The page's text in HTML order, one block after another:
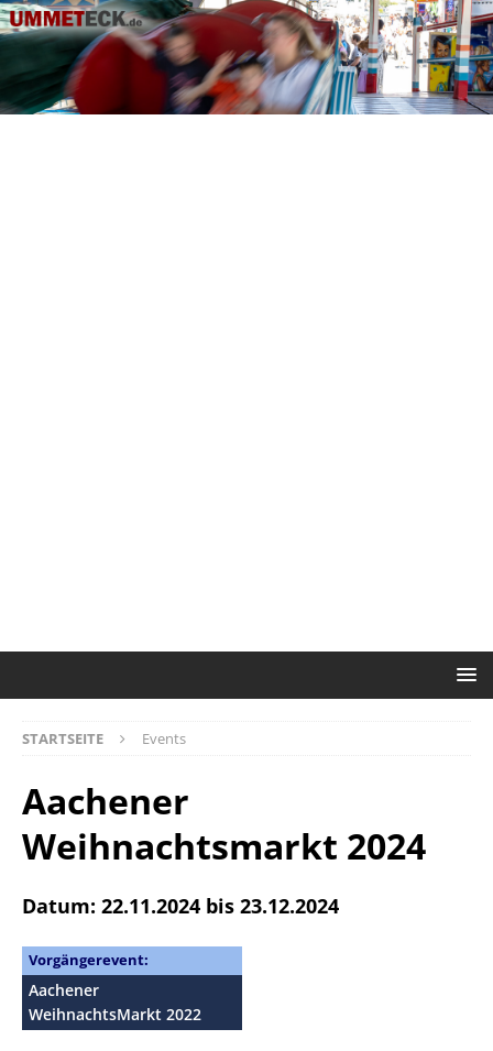
STARTSEITE Events
Aachener
Weihnachtsmarkt 2024
Datum: 22.11.2024 bis 23.12.2024
Vorgängerevent:
Aachener
WeihnachtsMarkt 2022